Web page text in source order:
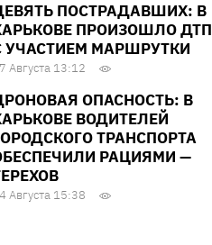
ПОСТРАДАВШИХ: В
ПРОИЗОШЛО ДТП
УЧАСТИЕМ МАРШРУТКИ
Августа 13:12
ОПАСНОСТЬ: В
ВОДИТЕЛЕЙ
ТРАНСПОРТА
РАЦИЯМИ —
Августа 15:38